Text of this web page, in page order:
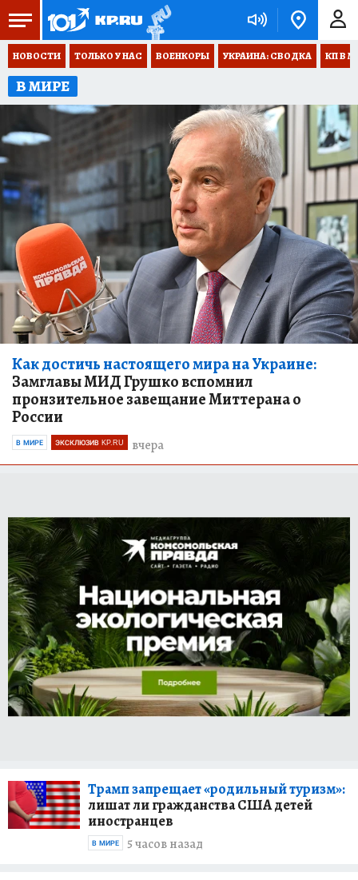
НОВОСТИ ТОЛЬКО У НАС ВОЕНКОРЫ УКРАИНА: СВОДКА КП В
В МИРЕ
Как достичь настоящего мира на Украине:
Замглавы МИД Грушко вспомнил
пронзительное завещание Миттерана о
России
вчера
В МИРЕ ЭКСКЛЮЗИВ KP.RU
Трамп запрещает «родильный туризм»:
лишат ли гражданства США детей
иностранцев
5 часов назад
В МИРЕ